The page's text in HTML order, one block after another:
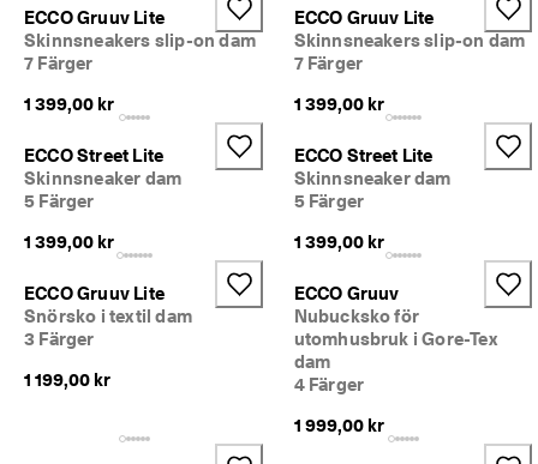
ECCO Gruuv Lite
Skinnsneakers slip-on dam
7 Färger
1 399,00 kr
ECCO Gruuv Lite
Skinnsneakers slip-on dam
7 Färger
1 399,00 kr
ECCO Street Lite
Skinnsneaker dam
5 Färger
1 399,00 kr
ECCO Street Lite
Skinnsneaker dam
5 Färger
1 399,00 kr
ECCO Gruuv Lite
Snörsko i textil dam
3 Färger
1 199,00 kr
ECCO Gruuv
Nubucksko för
utomhusbruk i Gore-Tex
dam
4 Färger
1 999,00 kr